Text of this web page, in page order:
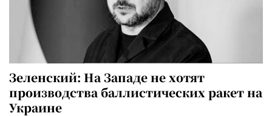
Зеленский: На Западе не хотят
производства баллистических ракет на
Украине